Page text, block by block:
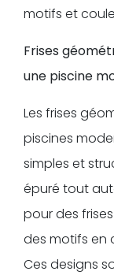
motifs et
Frises
une piscine
Les frises
piscines
simples et
épuré tout
pour des
des motifs en
Ces designs